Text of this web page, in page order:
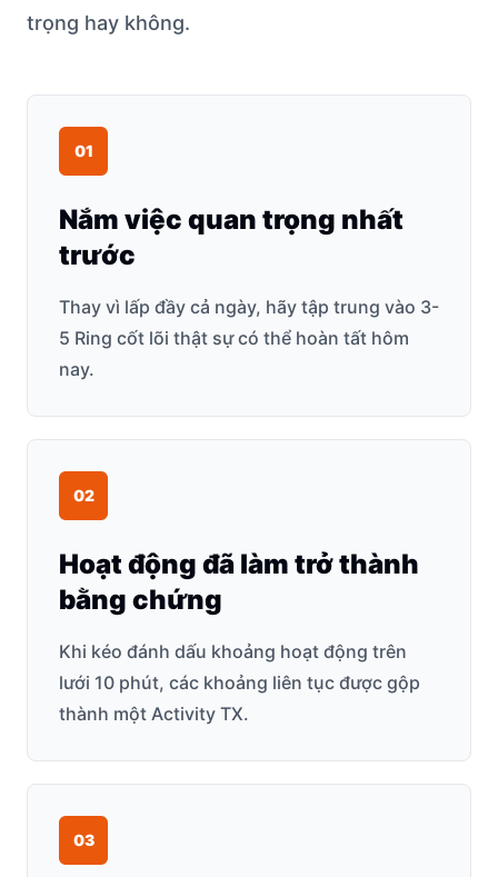
trọng hay không.
01
Nắm việc quan trọng nhất
trước
Thay vì lấp đầy cả ngày, hãy tập trung vào 3-
5 Ring cốt lõi thật sự có thể hoàn tất hôm
nay.
02
Hoạt động đã làm trở thành
bằng chứng
Khi kéo đánh dấu khoảng hoạt động trên
lưới 10 phút, các khoảng liên tục được gộp
thành một Activity TX.
03